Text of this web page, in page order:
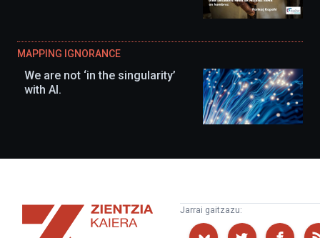
MAPPING IGNORANCE
We are not ‘in the singularity’
with AI.
Zientzia
Kaiera
Jarrai gaitzazu: